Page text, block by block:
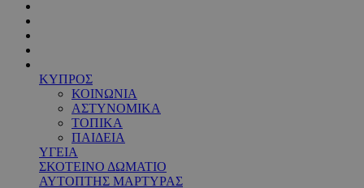
ΚΥΠΡΟΣ
ΚΟΙΝΩΝΙΑ
ΑΣΤΥΝΟΜΙΚΑ
ΤΟΠΙΚΑ
ΠΑΙΔΕΙΑ
ΥΓΕΙΑ
ΣΚΟΤΕΙΝΟ ΔΩΜΑΤΙΟ
ΑΥΤΟΠΤΗΣ ΜΑΡΤΥΡΑΣ